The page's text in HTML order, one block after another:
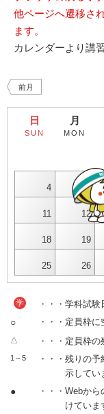
他ページへ遷移さ
ます。
カレンダーより講
前月
日
SUN
月
MON
4 5
11 12
18 19
25 26
学 ・・・学科試験
○ ・・・定員枠に
△ ・・・定員枠の
1～5
・・・残りの
示してい
●
・・・Webか
けていま